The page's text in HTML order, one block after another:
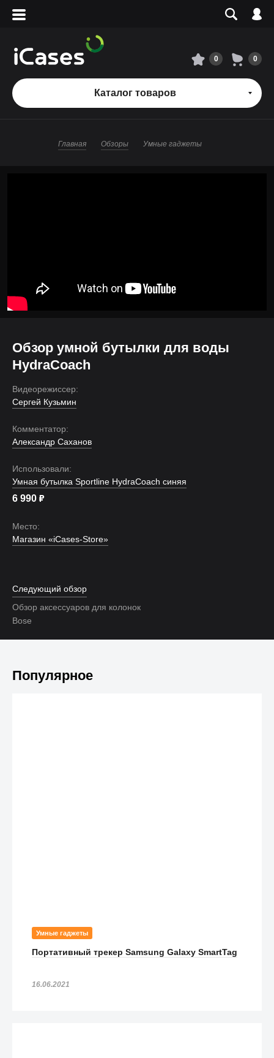
Вход
Сервисный центр
О магазине
0 0
Каталог товаров
Главная Обзоры Умные гаджеты
Обзор умной бутылки для воды
HydraCoach
Видеорежиссер:
Сергей Кузьмин
Комментатор:
Александр Саханов
Использовали:
Умная бутылка Sportline HydraCoach синяя
6 990 ₽
Место:
Магазин «iCases-Store»
Следующий обзор
Обзор аксессуаров для колонок
Bose
Популярное
Умные гаджеты
Портативный трекер Samsung Galaxy SmartTag
16.06.2021